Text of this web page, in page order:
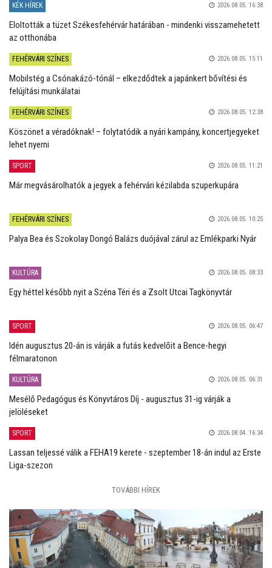
KÉK HÍREK 2026.08.05. 16:38
Eloltották a tüzet Székesfehérvár határában - mindenki visszamehetett
az otthonába
FEHÉRVÁRI SZÍNES 2026.08.05. 15:11
Mobilstég a Csónakázó-tónál – elkezdődtek a japánkert bővítési és
felújítási munkálatai
FEHÉRVÁRI SZÍNES 2026.08.05. 12:38
Köszönet a véradóknak! – folytatódik a nyári kampány, koncertjegyeket
lehet nyerni
SPORT 2026.08.05. 11:21
Már megvásárolhatók a jegyek a fehérvári kézilabda szuperkupára
FEHÉRVÁRI SZÍNES 2026.08.05. 10:25
Palya Bea és Szokolay Dongó Balázs duójával zárul az Emlékparki Nyár
KULTÚRA 2026.08.05. 08:33
Egy héttel később nyit a Széna Téri és a Zsolt Utcai Tagkönyvtár
SPORT 2026.08.05. 06:47
Idén augusztus 20-án is várják a futás kedvelőit a Bence-hegyi
félmaratonon
KULTÚRA 2026.08.05. 06:31
Mesélő Pedagógus és Könyvtáros Díj - augusztus 31-ig várják a
jelöléseket
SPORT 2026.08.04. 16:34
Lassan teljessé válik a FEHA19 kerete - szeptember 18-án indul az Erste
Liga-szezon
TOVÁBBI HÍREK